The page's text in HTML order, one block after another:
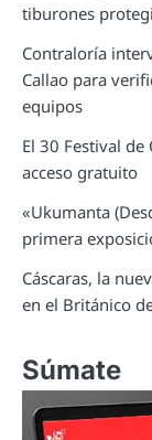
tiburones
Contraloría
Callao para
equipos
El 30 Festival
acceso gratuito
«Ukumanta
primera
Cáscaras, la
en el Británico
Súmate